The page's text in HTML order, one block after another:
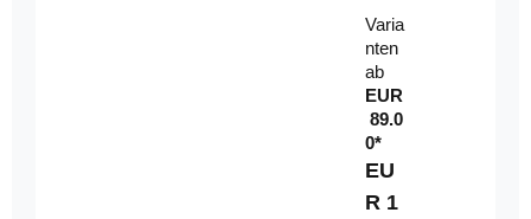
el
mi
t
Fe
rn
be
di
en
u
Varia
nten
ab
EUR
89.0
0*
EU
R 1